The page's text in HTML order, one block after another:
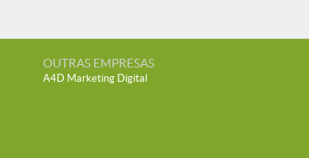
OUTRAS EMPRESAS
A4D Marketing Digital